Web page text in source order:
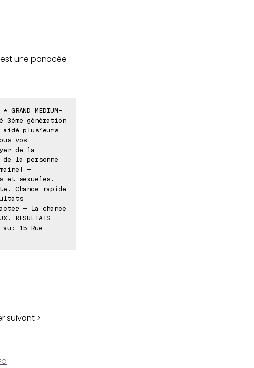
une panacée
GRAND MEDIUM-
3ème génération
aidé plusieurs
vos
de la
de la personne
-
et sexueles.
Chance rapide
- la chance
RESULTATS
au: 15 Rue
suivant >